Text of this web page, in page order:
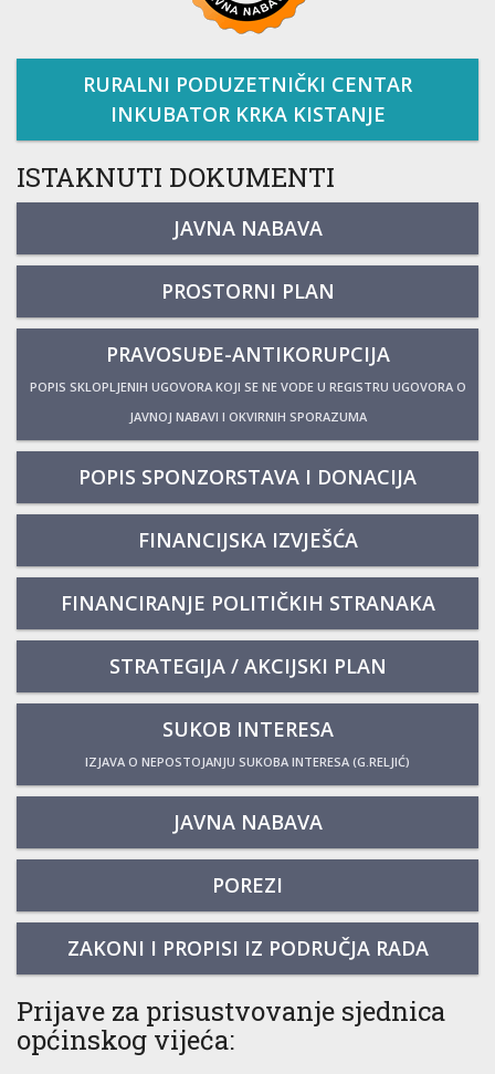
RURALNI PODUZETNIČKI CENTAR
INKUBATOR KRKA KISTANJE
ISTAKNUTI DOKUMENTI
JAVNA NABAVA
PROSTORNI PLAN
PRAVOSUĐE-ANTIKORUPCIJA
POPIS SKLOPLJENIH UGOVORA KOJI SE NE VODE U REGISTRU UGOVORA O
JAVNOJ NABAVI I OKVIRNIH SPORAZUMA
POPIS SPONZORSTAVA I DONACIJA
FINANCIJSKA IZVJEŠĆA
FINANCIRANJE POLITIČKIH STRANAKA
STRATEGIJA / AKCIJSKI PLAN
SUKOB INTERESA
IZJAVA O NEPOSTOJANJU SUKOBA INTERESA (G.RELJIĆ)
JAVNA NABAVA
POREZI
ZAKONI I PROPISI IZ PODRUČJA RADA
Prijave za prisustvovanje sjednica
općinskog vijeća: